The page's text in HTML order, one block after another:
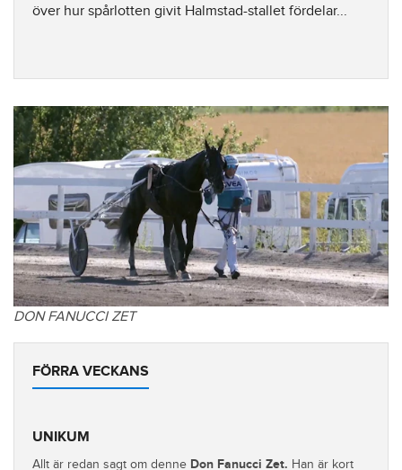
över hur spårlotten givit Halmstad-stallet fördelar...
DON FANUCCI ZET
FÖRRA VECKANS
UNIKUM
Allt är redan sagt om denne Don Fanucci Zet. Han är kort